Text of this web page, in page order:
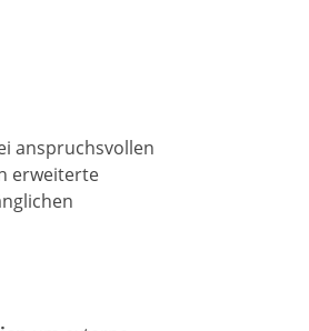
anspruchsvollen
erweiterte